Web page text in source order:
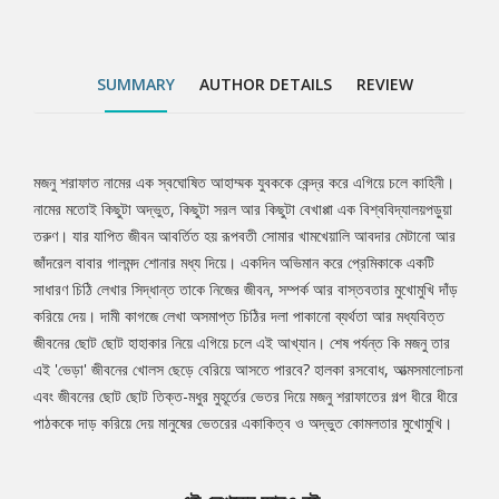
SUMMARY AUTHOR DETAILS REVIEW
Tab
Article
মজনু শরাফাত নামের এক স্বঘোষিত আহাম্মক যুবককে কেন্দ্র করে এগিয়ে চলে কাহিনী।
নামের মতোই কিছুটা অদ্ভুত, কিছুটা সরল আর কিছুটা বেখাপ্পা এক বিশ্ববিদ্যালয়পড়ুয়া
তরুণ। যার যাপিত জীবন আবর্তিত হয় রূপবতী সোমার খামখেয়ালি আবদার মেটানো আর
জাঁদরেল বাবার গালমন্দ শোনার মধ্য দিয়ে। একদিন অভিমান করে প্রেমিকাকে একটি
সাধারণ চিঠি লেখার সিদ্ধান্ত তাকে নিজের জীবন, সম্পর্ক আর বাস্তবতার মুখোমুখি দাঁড়
করিয়ে দেয়। দামী কাগজে লেখা অসমাপ্ত চিঠির দলা পাকানো ব্যর্থতা আর মধ্যবিত্ত
জীবনের ছোট ছোট হাহাকার নিয়ে এগিয়ে চলে এই আখ্যান। শেষ পর্যন্ত কি মজনু তার
এই 'ভেড়া' জীবনের খোলস ছেড়ে বেরিয়ে আসতে পারবে? হালকা রসবোধ, আত্মসমালোচনা
এবং জীবনের ছোট ছোট তিক্ত-মধুর মুহূর্তের ভেতর দিয়ে মজনু শরাফাতের গল্প ধীরে ধীরে
পাঠককে দাড় করিয়ে দেয় মানুষের ভেতরের একাকিত্ব ও অদ্ভুত কোমলতার মুখোমুখি।